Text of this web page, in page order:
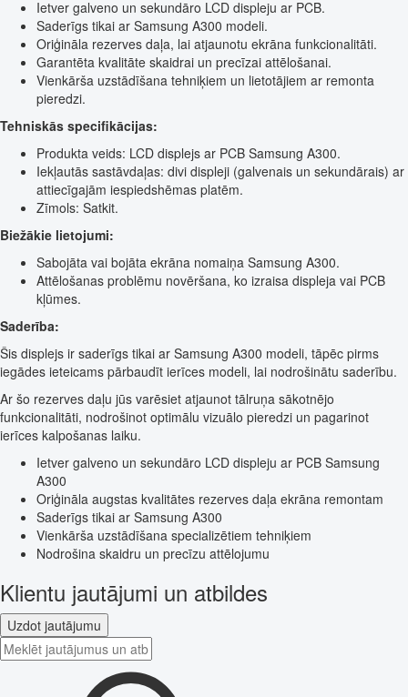
Ietver galveno un sekundāro LCD displeju ar PCB.
Saderīgs tikai ar Samsung A300 modeli.
Oriģināla rezerves daļa, lai atjaunotu ekrāna funkcionalitāti.
Garantēta kvalitāte skaidrai un precīzai attēlošanai.
Vienkārša uzstādīšana tehniķiem un lietotājiem ar remonta
pieredzi.
Tehniskās specifikācijas:
Produkta veids: LCD displejs ar PCB Samsung A300.
Iekļautās sastāvdaļas: divi displeji (galvenais un sekundārais) ar
attiecīgajām iespiedshēmas platēm.
Zīmols: Satkit.
Biežākie lietojumi:
Sabojāta vai bojāta ekrāna nomaiņa Samsung A300.
Attēlošanas problēmu novēršana, ko izraisa displeja vai PCB
kļūmes.
Saderība:
Šis displejs ir saderīgs tikai ar Samsung A300 modeli, tāpēc pirms
iegādes ieteicams pārbaudīt ierīces modeli, lai nodrošinātu saderību.
Ar šo rezerves daļu jūs varēsiet atjaunot tālruņa sākotnējo
funkcionalitāti, nodrošinot optimālu vizuālo pieredzi un pagarinot
ierīces kalpošanas laiku.
Ietver galveno un sekundāro LCD displeju ar PCB Samsung
A300
Oriģināla augstas kvalitātes rezerves daļa ekrāna remontam
Saderīgs tikai ar Samsung A300
Vienkārša uzstādīšana specializētiem tehniķiem
Nodrošina skaidru un precīzu attēlojumu
Klientu jautājumi un atbildes
Uzdot jautājumu